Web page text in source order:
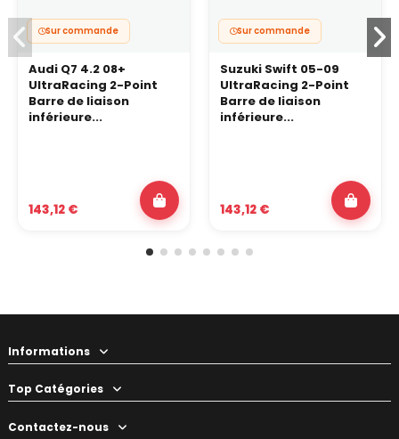
Sur commande
Audi Q7 4.2 08+
UltraRacing 2-Point
Barre de liaison
inférieure...
143,12 €
Sur commande
Suzuki Swift 05-09
UltraRacing 2-Point
Barre de liaison
inférieure...
143,12 €
Informations
Top Catégories
Contactez-nous